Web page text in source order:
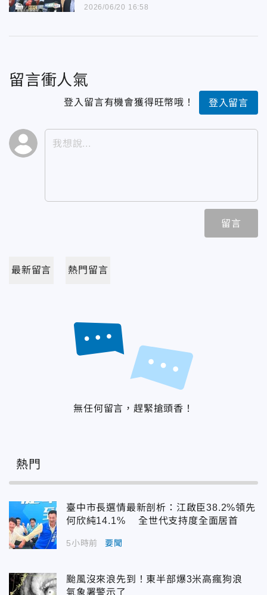
2026/06/20 16:58
留言衝人氣
登入留言有機會獲得旺幣哦！ 登入留言
留言
最新留言 熱門留言
無任何留言，趕緊搶頭香！
熱門
臺中市長選情最新剖析：江啟臣38.2%領先
何欣純14.1% 全世代支持度全面居首
5小時前 要聞
颱風沒來浪先到！東半部爆3米高瘋狗浪
氣象署警示了